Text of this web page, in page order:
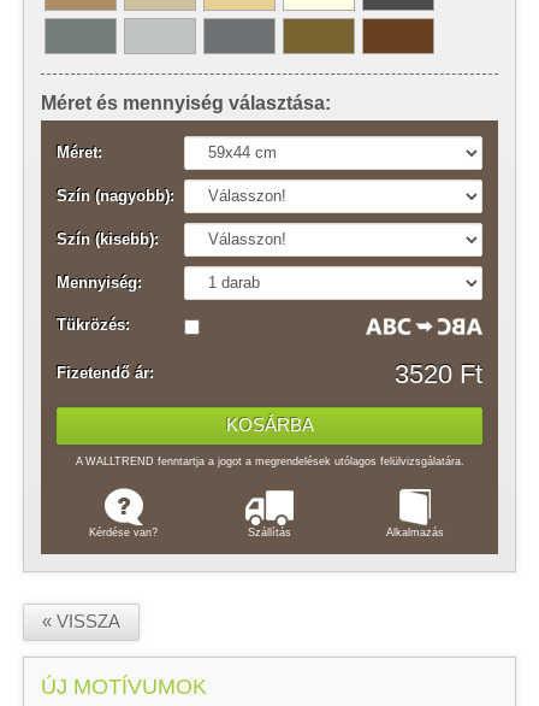
Méret és mennyiség választása:
Méret:
Szín (nagyobb):
Szín (kisebb):
Mennyiség:
Tükrözés:
Fizetendő ár: 3520 Ft
A WALLTREND fenntartja a jogot a megrendelések utólagos felülvizsgálatára.
Kérdése van? Szállítás Alkalmazás
« VISSZA
ÚJ MOTÍVUMOK